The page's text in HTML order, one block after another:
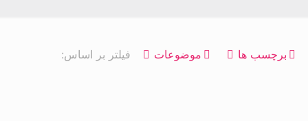
فیلتر بر اساس: موضوعات برچسب ها